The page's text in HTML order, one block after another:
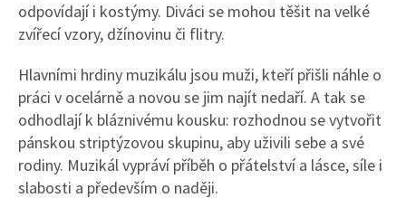
odpovídají i kostýmy. Diváci se mohou těšit na velké
zvířecí vzory, džínovinu či flitry.
Hlavními hrdiny muzikálu jsou muži, kteří přišli náhle o
práci v ocelárně a novou se jim najít nedaří. A tak se
odhodlají k bláznivému kousku: rozhodnou se vytvořit
pánskou striptýzovou skupinu, aby uživili sebe a své
rodiny. Muzikál vypráví příběh o přátelství a lásce, síle i
slabosti a především o naději.